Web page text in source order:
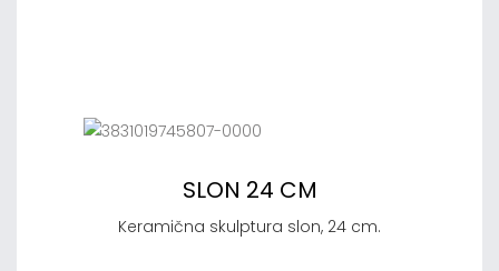
SLON 24 CM
Keramična skulptura slon, 24 cm.